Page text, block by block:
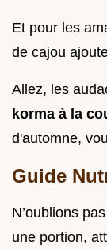
Et pour les
de cajou
Allez, les
korma à la
d'automne,
Guide
N’oublions
une portion,